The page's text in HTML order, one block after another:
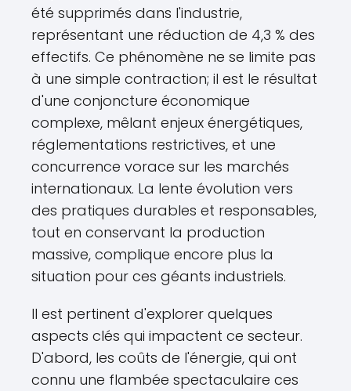
été supprimés dans l'industrie,
représentant une réduction de 4,3 % des
effectifs. Ce phénomène ne se limite pas
à une simple contraction; il est le résultat
d'une conjoncture économique
complexe, mêlant enjeux énergétiques,
réglementations restrictives, et une
concurrence vorace sur les marchés
internationaux. La lente évolution vers
des pratiques durables et responsables,
tout en conservant la production
massive, complique encore plus la
situation pour ces géants industriels.
Il est pertinent d'explorer quelques
aspects clés qui impactent ce secteur.
D'abord, les coûts de l'énergie, qui ont
connu une flambée spectaculaire ces